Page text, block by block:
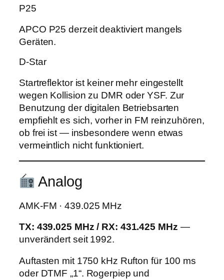
P25
APCO P25 derzeit deaktiviert mangels
Geräten.
D-Star
Startreflektor ist keiner mehr eingestellt
wegen Kollision zu DMR oder YSF. Zur
Benutzung der digitalen Betriebsarten
empfiehlt es sich, vorher in FM reinzuhören,
ob frei ist — insbesondere wenn etwas
vermeintlich nicht funktioniert.
Analog
AMK-FM · 439.025 MHz
TX: 439.025 MHz / RX: 431.425 MHz —
unverändert seit 1992.
Auftasten mit 1750 kHz Rufton für 100 ms
oder DTMF „1“. Rogerpiep und